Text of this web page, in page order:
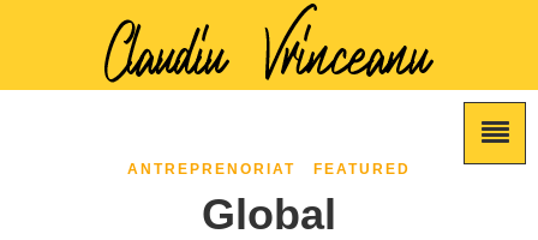
ANTREPRENORIAT FEATURED
Global